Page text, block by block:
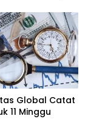
Global Catat
11 Minggu